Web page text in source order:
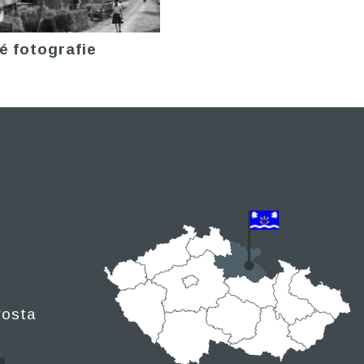
fotografie